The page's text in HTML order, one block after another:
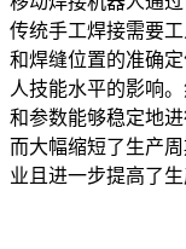
传统手工焊接需要
和焊缝位置的准确
人技能水平的影响
和参数能够稳定地
而大幅缩短了生产
业且进一步提高了生